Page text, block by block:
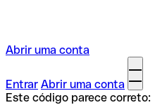
Abrir uma conta
Entrar Abrir uma conta
Este código parece correto: